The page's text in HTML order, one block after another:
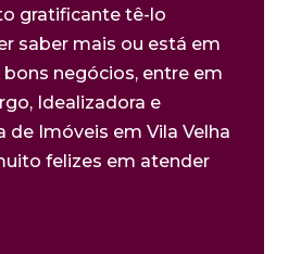
gratificante tê-lo
saber mais ou está em
bons negócios, entre em
Idealizadora e
de Imóveis em Vila Velha
felizes em atender